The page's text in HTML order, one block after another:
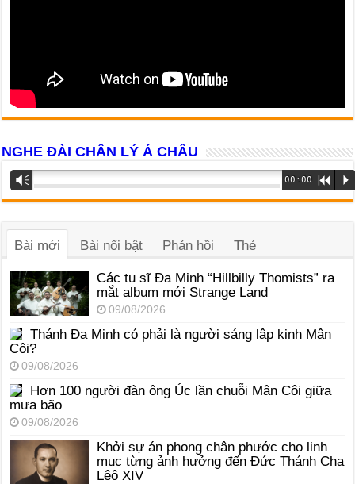
NGHE ĐÀI CHÂN LÝ Á CHÂU
Trình
phát
âm
Vm 00:00 R P
Bài mới Bài nổi bật Phản hồi Thẻ
Các tu sĩ Đa Minh “Hillbilly Thomists” ra
mắt album mới Strange Land
09/08/2026
Thánh Đa Minh có phải là người sáng lập kinh Mân
Côi?
09/08/2026
Hơn 100 người đàn ông Úc lần chuỗi Mân Côi giữa
mưa bão
09/08/2026
Khởi sự án phong chân phước cho linh
mục từng ảnh hưởng đến Đức Thánh Cha
Lêô XIV